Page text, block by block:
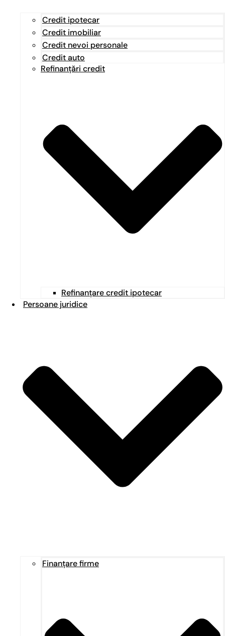
Credit ipotecar
Credit imobiliar
Credit nevoi personale
Credit auto
Refinanțări credit
Refinanțare credit ipotecar
Persoane juridice
Finanțare firme